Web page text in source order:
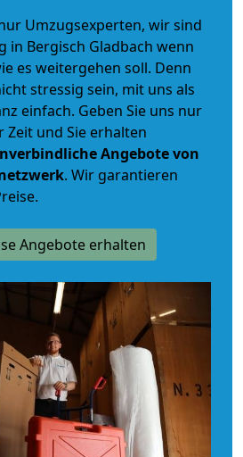
Umzugsexperten, wir sind
in Bergisch Gladbach wenn
es weitergehen soll. Denn
stressig sein, mit uns als
einfach. Geben Sie uns nur
Zeit und Sie erhalten
Angebote von
. Wir garantieren
Angebote erhalten